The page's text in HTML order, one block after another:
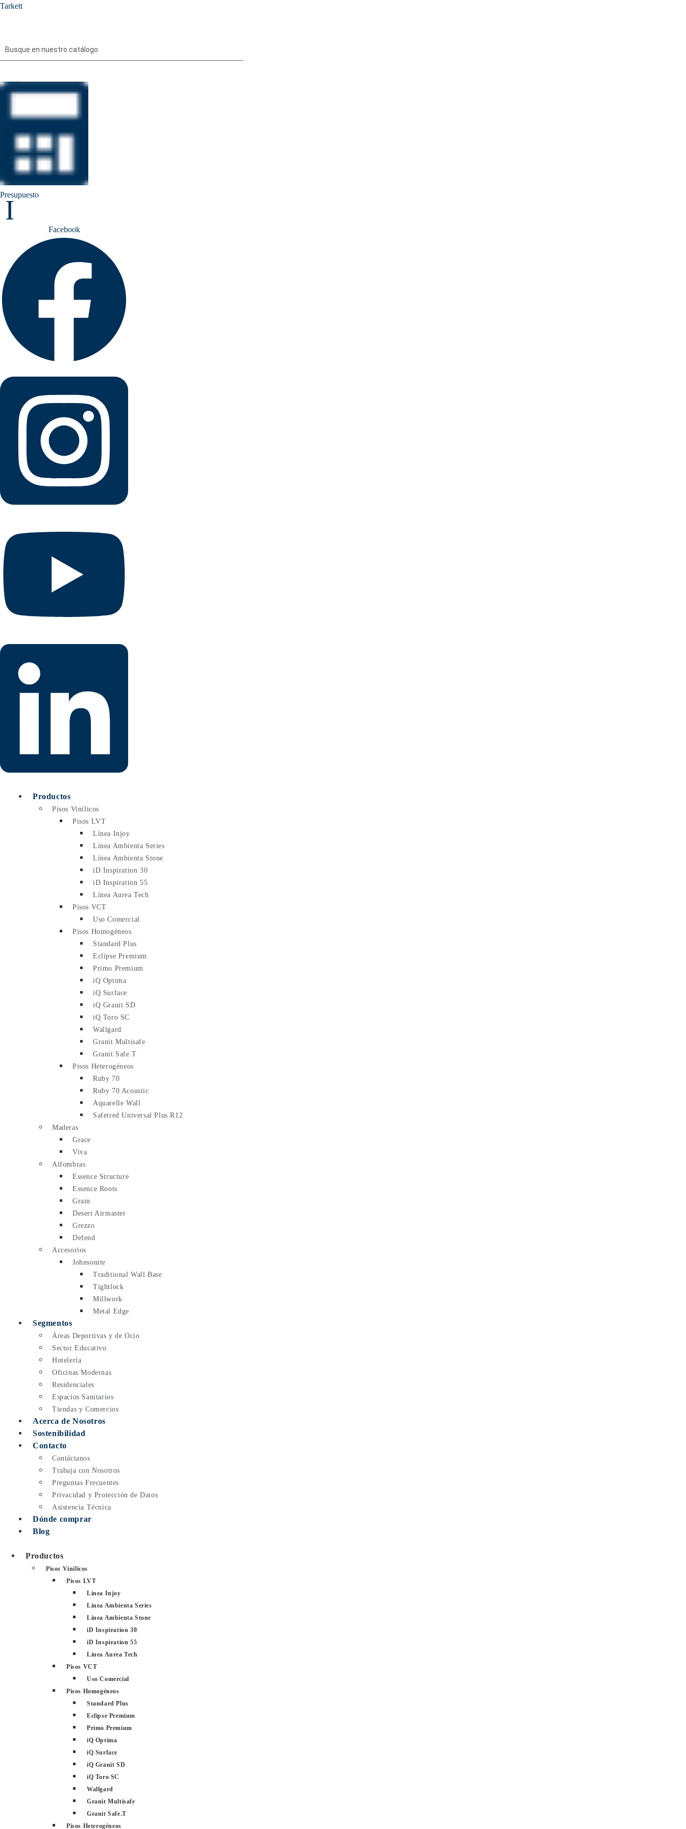
Tarkett
Presupuesto
I
Facebook
Productos
Pisos Vinílicos
Pisos LVT
Línea Injoy
Línea Ambienta Series
Línea Ambienta Stone
iD Inspiration 30
iD Inspiration 55
Línea Aurea Tech
Pisos VCT
Uso Comercial
Pisos Homogéneos
Standard Plus
Eclipse Premium
Primo Premium
iQ Optima
iQ Surface
iQ Granit SD
iQ Toro SC
Wallgard
Granit Multisafe
Granit Safe.T
Pisos Heterogéneos
Ruby 70
Ruby 70 Acoustic
Aquarelle Wall
Safetred Universal Plus R12
Maderas
Grace
Viva
Alfombras
Essence Structure
Essence Roots
Grain
Desert Airmaster
Grezzo
Defend
Accesorios
Johnsonite
Traditional Wall Base
Tightlock
Millwork
Metal Edge
Segmentos
Áreas Deportivas y de Ocio
Sector Educativo
Hotelería
Oficinas Modernas
Residenciales
Espacios Sanitarios
Tiendas y Comercios
Acerca de Nosotros
Sostenibilidad
Contacto
Contáctanos
Trabaja con Nosotros
Preguntas Frecuentes
Privacidad y Protección de Datos
Asistencia Técnica
Dónde comprar
Blog
Productos
Pisos Vinílicos
Pisos LVT
Línea Injoy
Línea Ambienta Series
Línea Ambienta Stone
iD Inspiration 30
iD Inspiration 55
Línea Aurea Tech
Pisos VCT
Uso Comercial
Pisos Homogéneos
Standard Plus
Eclipse Premium
Primo Premium
iQ Optima
iQ Surface
iQ Granit SD
iQ Toro SC
Wallgard
Granit Multisafe
Granit Safe.T
Pisos Heterogéneos